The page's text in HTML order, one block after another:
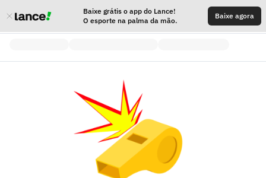
Baixe grátis o app do Lance!
O esporte na palma da mão.
Baixe agora